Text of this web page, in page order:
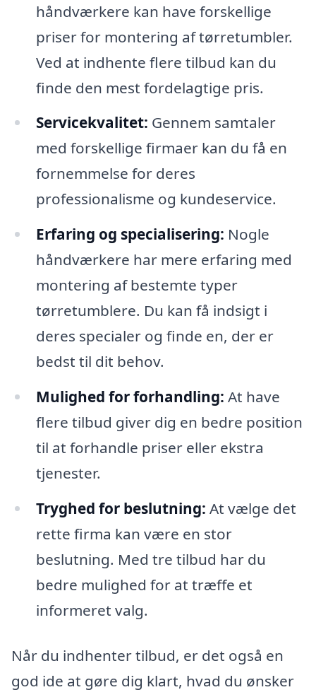
håndværkere kan have forskellige
priser for montering af tørretumbler.
Ved at indhente flere tilbud kan du
finde den mest fordelagtige pris.
Servicekvalitet: Gennem samtaler
med forskellige firmaer kan du få en
fornemmelse for deres
professionalisme og kundeservice.
Erfaring og specialisering: Nogle
håndværkere har mere erfaring med
montering af bestemte typer
tørretumblere. Du kan få indsigt i
deres specialer og finde en, der er
bedst til dit behov.
Mulighed for forhandling: At have
flere tilbud giver dig en bedre position
til at forhandle priser eller ekstra
tjenester.
Tryghed for beslutning: At vælge det
rette firma kan være en stor
beslutning. Med tre tilbud har du
bedre mulighed for at træffe et
informeret valg.
Når du indhenter tilbud, er det også en
god ide at gøre dig klart, hvad du ønsker